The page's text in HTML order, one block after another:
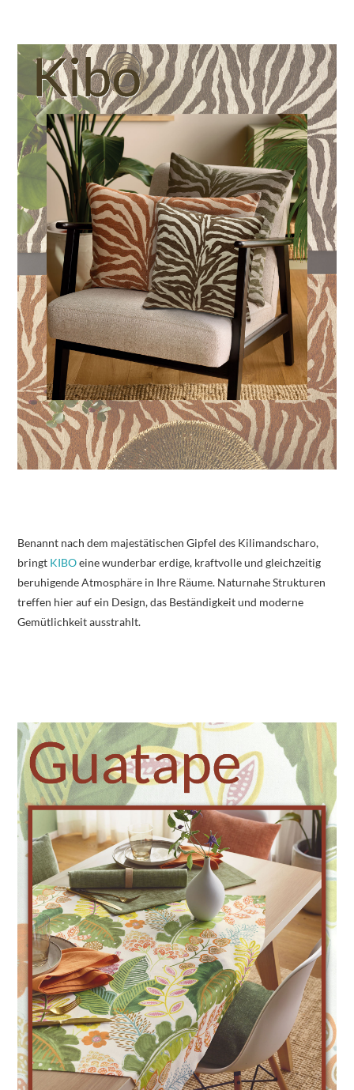
Benannt nach dem majestätischen Gipfel des Kilimandscharo,
bringt KIBOeine wunderbar erdige, kraftvolle und gleichzeitig
beruhigende Atmosphäre in Ihre Räume. Naturnahe Strukturen
treffen hier auf ein Design, das Beständigkeit und moderne
Gemütlichkeit ausstrahlt.